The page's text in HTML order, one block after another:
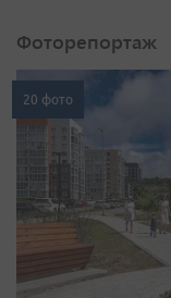
Фоторепортаж
20 фото